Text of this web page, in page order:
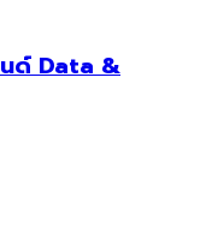
ด์ Data &